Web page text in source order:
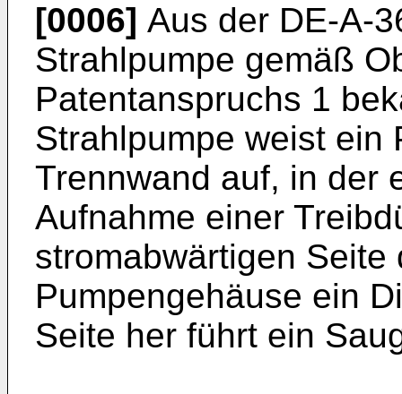
[0006] Aus der DE-A-
Strahlpumpe gemäß
Patentanspruchs 1
Strahlpumpe weist ein
Trennwand auf, in der
Aufnahme einer
stromabwärtigen
Pumpengehäuse ein
Seite her führt ein